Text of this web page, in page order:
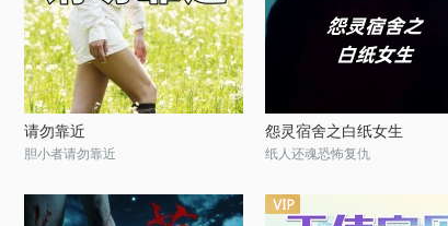
请勿靠近
胆小者请勿靠近
怨灵宿舍之白纸女生
纸人还魂恐怖复仇